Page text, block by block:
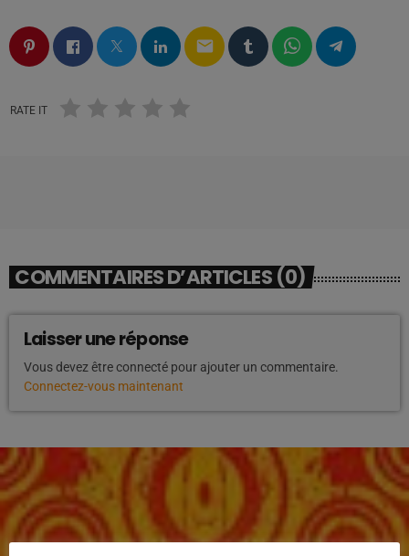
email
RATE IT
COMMENTAIRES D’ARTICLES (0)
Laisser une réponse
Vous devez être connecté pour ajouter un commentaire.
Connectez-vous maintenant